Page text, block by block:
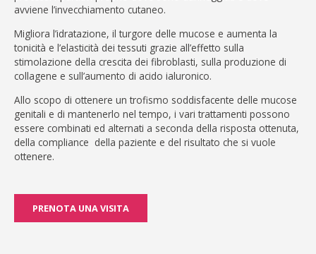
avviene l’invecchiamento cutaneo.
Migliora l’idratazione, il turgore delle mucose e aumenta la
tonicità e l’elasticità dei tessuti grazie all’effetto sulla
stimolazione della crescita dei fibroblasti, sulla produzione di
collagene e sull’aumento di acido ialuronico.
Allo scopo di ottenere un trofismo soddisfacente delle mucose
genitali e di mantenerlo nel tempo, i vari trattamenti possono
essere combinati ed alternati a seconda della risposta ottenuta,
della compliance della paziente e del risultato che si vuole
ottenere.
PRENOTA UNA VISITA